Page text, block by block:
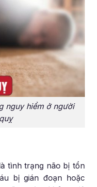
nguy hiểm ở người
tình trạng não bị tổn
bị gián đoạn hoặc